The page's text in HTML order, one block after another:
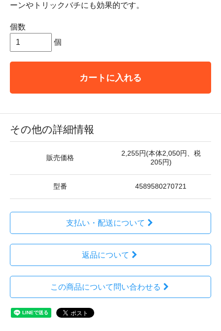
ーンやトリックバチにも効果的です。
個数
個
カートに入れる
その他の詳細情報
販売価格
2,255円(本体2,050円、税
205円)
型番 4589580270721
支払い・配送について
返品について
この商品について問い合わせる